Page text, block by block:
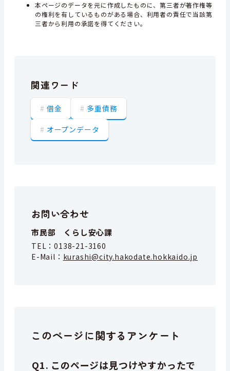
本ページのデータを元に作成したものに、第三者が著作権等
の権利を有しているものがある場合、利用者の責任で当該第
三者から利用の承諾を得てください。
関連ワード
借金 多重債務
オープンデータ
お問い合わせ
市民部 くらし安心課
TEL：0138-21-3160
E-Mail： kurashi@city.hakodate.hokkaido.jp
このページに関するアンケート